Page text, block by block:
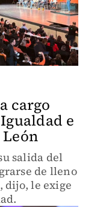
cargo
e
salida del
de lleno
dijo, le exige